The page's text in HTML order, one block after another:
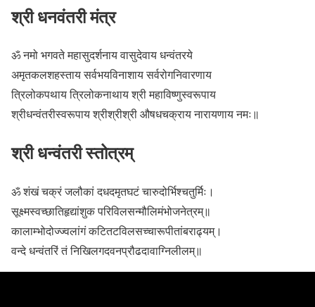
श्री धनवंतरी मंत्र
ॐ नमो भगवते महासुदर्शनाय वासुदेवाय धन्वंतरये
अमृतकलशहस्ताय सर्वभयविनाशाय सर्वरोगनिवारणाय
त्रिलोकपथाय त्रिलोकनाथाय श्री महाविष्णुस्वरूपाय
श्रीधन्वंतरीस्वरूपाय श्रीश्रीश्री औषधचक्राय नारायणाय नमः॥
श्रीधन्वंतरी स्तोत्रम्
ॐ शंखं चक्रं जलौकां दधदमृतघटं चारुदोर्भिश्चतुर्मिः।
सूक्ष्मस्वच्छातिहृद्यांशुक परिविलसन्मौलिमंभोजनेत्रम्॥
कालाम्भोदोज्ज्वलांगं कटितटविलसच्चारूपीतांबराढ्यम्।
वन्दे धन्वंतरिं तं निखिलगदवनप्रौढदावाग्निलीलम्॥